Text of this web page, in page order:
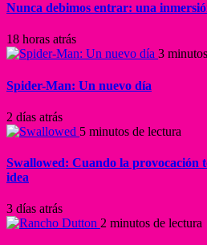
Nunca debimos entrar: una
18 horas atrás
3
Spider-Man: Un nuevo día
2 días atrás
5 minutos de lectura
Swallowed: Cuando la provocación
idea
3 días atrás
2 minutos de lectura